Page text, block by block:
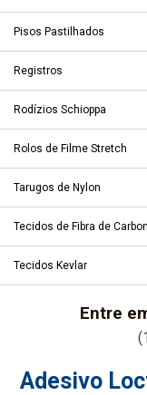
Pisos Pastilhados
Registros
Rodízios Schioppa
Rolos de Filme Stretch
Tarugos de Nylon
Tecidos de Fibra de
Tecidos Kevlar
Entre
Adesivo